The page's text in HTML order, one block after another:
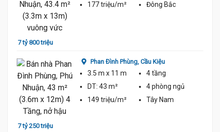
7 tỷ 800 triệu
177 triệu/m²
Đông Bắc
7 tỷ 250 triệu
Phan Đình Phùng, Cầu Kiệu
3.5 m x 11 m
4 tầng
DT: 43 m² 4 phòng ngủ
149 triệu/m²
Tây Nam